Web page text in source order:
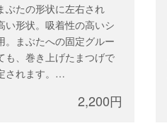
ぶたの形状に左右され
い形状。吸着性の高いシ
。まぶたへの固定グルー
も、巻き上げたまつげで
れます。
2,200円